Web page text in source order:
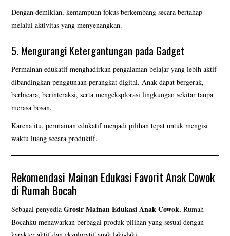
Dengan demikian, kemampuan fokus berkembang secara bertahap
melalui aktivitas yang menyenangkan.
5. Mengurangi Ketergantungan pada Gadget
Permainan edukatif menghadirkan pengalaman belajar yang lebih aktif
dibandingkan penggunaan perangkat digital. Anak dapat bergerak,
berbicara, berinteraksi, serta mengeksplorasi lingkungan sekitar tanpa
merasa bosan.
Karena itu, permainan edukatif menjadi pilihan tepat untuk mengisi
waktu luang secara produktif.
Rekomendasi Mainan Edukasi Favorit Anak Cowok
di Rumah Bocah
Sebagai penyediaGrosir Mainan Edukasi Anak Cowok, Rumah
Bocahku menawarkan berbagai produk pilihan yang sesuai dengan